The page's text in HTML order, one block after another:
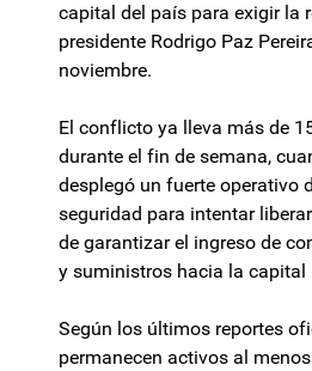
capital del país para exigir la
presidente Rodrigo Paz
noviembre.
El conflicto ya lleva más de
durante el fin de semana,
desplegó un fuerte operativo
seguridad para intentar
de garantizar el ingreso de
y suministros hacia la capital
Según los últimos reportes
permanecen activos al